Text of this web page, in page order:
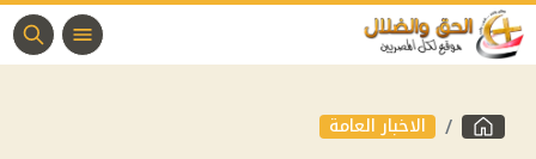
الاخبار العامة